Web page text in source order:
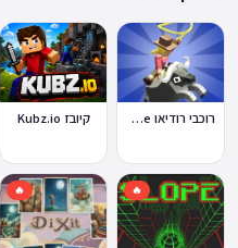
רוכבי רודיאו Rodeo Stampede קיובז Kubz.io
🔥
🔥